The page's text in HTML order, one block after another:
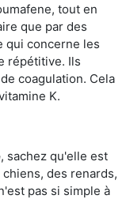
tout en
que par des
qui concerne les
répétitive. Ils
coagulation. Cela
K.
, sachez qu'elle est
des renards,
pas si simple à